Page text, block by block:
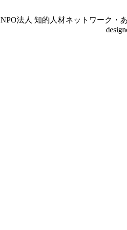
NPO法人 知的人材ネットワーク・